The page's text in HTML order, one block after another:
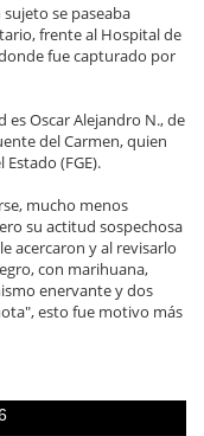
se paseaba
frente al Hospital de
fue capturado por
Oscar Alejandro N., de
del Carmen, quien
(FGE).
mucho menos
su actitud sospechosa
acercaron y al revisarlo
con marihuana,
enervante y dos
esto fue motivo más